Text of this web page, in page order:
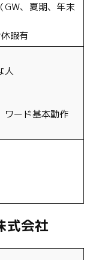
GW、夏期、年末
暇有
人
ワード基本動作
式会社